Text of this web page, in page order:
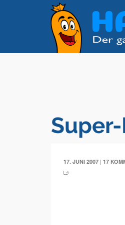
17. JUNI 2007 | 17